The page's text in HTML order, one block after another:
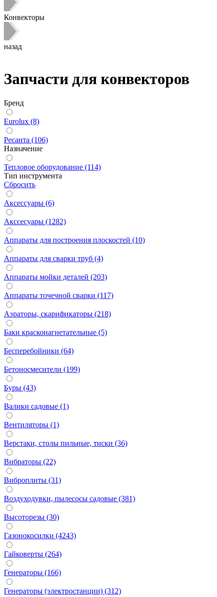
Конвекторы
назад
Запчасти для конвекторов
Бренд
Eurolux (8)
Ресанта (106)
Назначение
Тепловое оборудование (114)
Тип инструмента
Сбросить
Аксессуары (6)
Акссесуары (1282)
Аппараты для построения плоскостей (10)
Аппараты для сварки труб (4)
Аппараты мойки деталей (203)
Аппараты точечной сварки (117)
Аэраторы, скарификаторы (218)
Баки красконагнетательные (5)
Бесперебойники (64)
Бетоносмесители (199)
Буры (43)
Валики садовые (1)
Вентиляторы (1)
Верстаки, столы пильные, тиски (36)
Вибраторы (22)
Виброплиты (31)
Воздуходувки, пылесосы садовые (381)
Высоторезы (30)
Газонокосилки (4243)
Гайковерты (264)
Генераторы (166)
Генераторы (электростанции) (312)